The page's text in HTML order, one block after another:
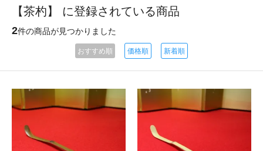
【茶杓】 に登録されている商品
2件の商品が見つかりました
おすすめ順 価格順 新着順